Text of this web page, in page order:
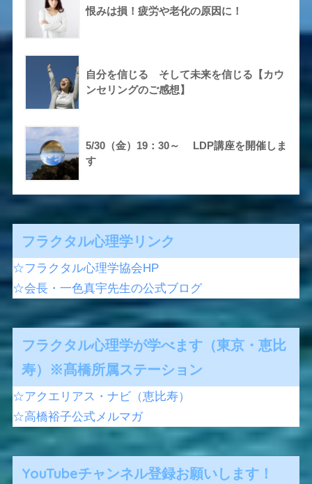
恨みは損！疲労や老化の原因に！
自分を信じる そして未来を信じる【カウ
ンセリングのご感想】
5/30（金）19：30～ LDP講座を開催しま
す
フラクタル心理学リンク
☆フラクタル心理学協会HP
☆会長・一色真宇先生の公式ブログ
フラクタル心理学が学べます（東京・恵比
寿）※髙橋所属ステーション
☆アクエリアス・ナビ（恵比寿）
☆高橋裕子公式メルマガ
YouTubeチャンネル登録お願いします！